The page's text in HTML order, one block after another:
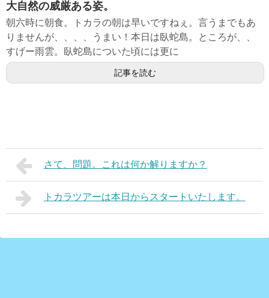
大自然の威厳ある姿。
朝六時に朝食。トカラの朝は早いですねぇ。言うまでもあ
りませんが、、、、うまい！本日は臥蛇島。ところが、、
すげー雨雲。臥蛇島についた頃には更に
記事を読む
さて、問題。これは何か解りますか？
トカラツアーは本日からスタートいたします。